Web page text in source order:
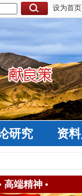
设为首页
研究 资
高端精神•